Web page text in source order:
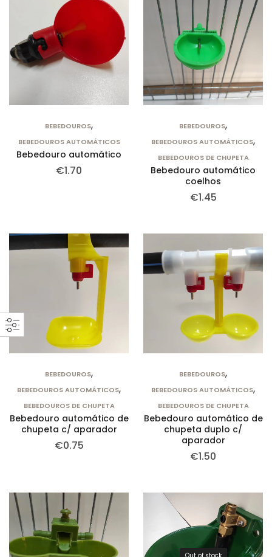
BEBEDOUROS,
BEBEDOUROS AUTOMÁTICOS
Bebedouro automático
€1.70
BEBEDOUROS,
BEBEDOUROS AUTOMÁTICOS,
BEBEDOUROS DE CHUPETA
Bebedouro automático
coelhos
€1.45
BEBEDOUROS,
BEBEDOUROS AUTOMÁTICOS,
BEBEDOUROS DE CHUPETA
Bebedouro automático de
chupeta c/ aparador
€0.75
BEBEDOUROS,
BEBEDOUROS AUTOMÁTICOS,
BEBEDOUROS DE CHUPETA
Bebedouro automático de
chupeta duplo c/
aparador
€1.50
Out of stock